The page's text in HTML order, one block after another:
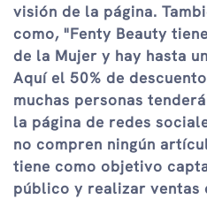
visión de la página.
como, "Fenty Beauty
de la Mujer y hay hasta
Aquí el 50% de
muchas personas
la página de redes
no compren ningún
tiene como objetivo
público y realizar ventas